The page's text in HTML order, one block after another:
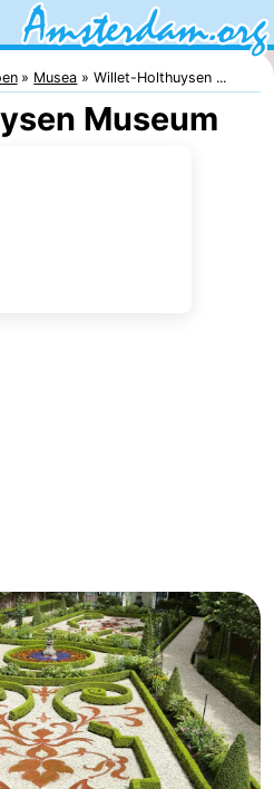
Musea Willet-Holthuysen ...
Museum